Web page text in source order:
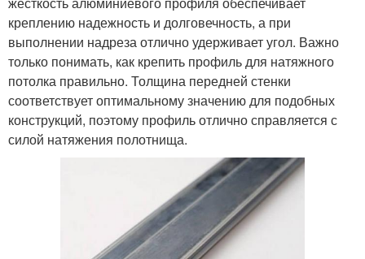
креплению надежность и долговечность, а при
выполнении надреза отлично удерживает угол. Важно
только понимать, как крепить профиль для натяжного
потолка правильно. Толщина передней стенки
соответствует оптимальному значению для подобных
конструкций, поэтому профиль отлично справляется с
силой натяжения полотнища.